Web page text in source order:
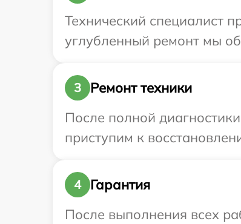
Технический специалист
углубленный ремонт мы
3
Ремонт техники
После полной
приступим к
4
Гарантия
После выполнения всех